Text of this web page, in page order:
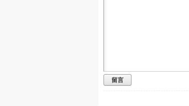
留言